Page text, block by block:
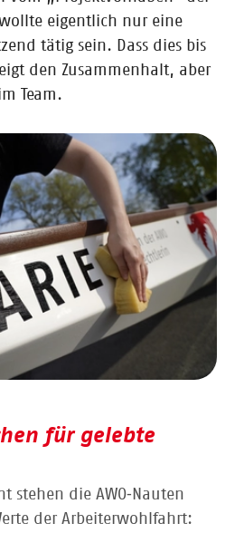
eigentlich nur eine
tätig sein. Dass dies bis
den Zusammenhalt, aber
Team.
für gelebte
stehen die AWO‑Nauten
der Arbeiterwohlfahrt: